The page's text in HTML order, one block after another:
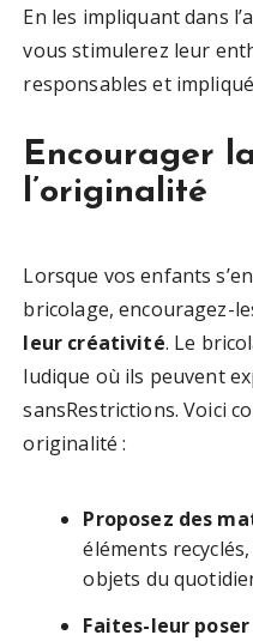
En les impliquant dans
vous stimulerez leur
responsables et
Encourager
l’originalité
Lorsque vos enfants
bricolage, encouragez-
leur créativité. Le
ludique où ils peuvent
sansRestrictions. Voici
originalité :
Proposez des
éléments
objets du
Faites-leur